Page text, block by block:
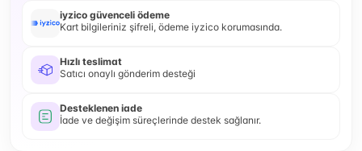
iyzico güvenceli ödeme
Kart bilgileriniz şifreli, ödeme iyzico korumasında.
Hızlı teslimat
Satıcı onaylı gönderim desteği
Desteklenen iade
İade ve değişim süreçlerinde destek sağlanır.